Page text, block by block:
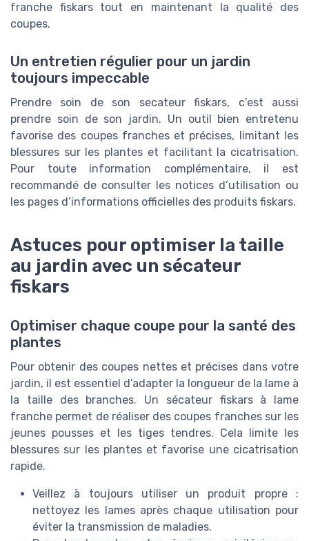
franche fiskars tout en maintenant la qualité des
coupes.
Un entretien régulier pour un jardin
toujours impeccable
Prendre soin de son secateur fiskars, c’est aussi
prendre soin de son jardin. Un outil bien entretenu
favorise des coupes franches et précises, limitant les
blessures sur les plantes et facilitant la cicatrisation.
Pour toute information complémentaire, il est
recommandé de consulter les notices d’utilisation ou
les pages d’informations officielles des produits fiskars.
Astuces pour optimiser la taille
au jardin avec un sécateur
fiskars
Optimiser chaque coupe pour la santé des
plantes
Pour obtenir des coupes nettes et précises dans votre
jardin, il est essentiel d’adapter la longueur de la lame à
la taille des branches. Un sécateur fiskars à lame
franche permet de réaliser des coupes franches sur les
jeunes pousses et les tiges tendres. Cela limite les
blessures sur les plantes et favorise une cicatrisation
rapide.
Veillez à toujours utiliser un produit propre :
nettoyez les lames après chaque utilisation pour
éviter la transmission de maladies.